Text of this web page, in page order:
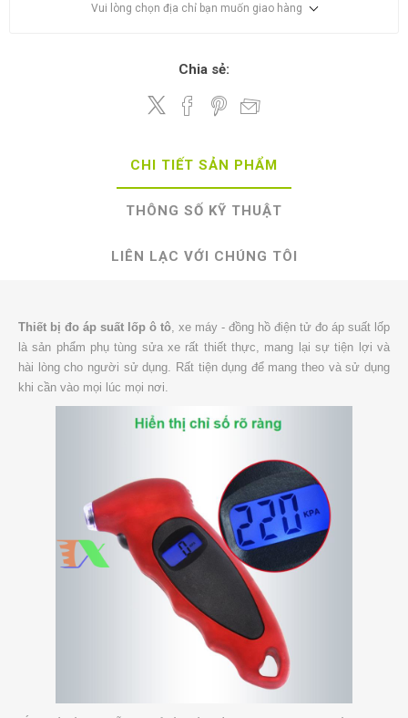
Vui lòng chọn địa chỉ bạn muốn giao hàng
Chia sẻ:
CHI TIẾT SẢN PHẨM
THÔNG SỐ KỸ THUẬT
LIÊN LẠC VỚI CHÚNG TÔI
Thiết bị đo áp suất lốp ô tô , xe máy - đồng hồ điện tử đo áp suất lốp
là sản phẩm phụ tùng sửa xe rất thiết thực, mang lại sự tiện lợi và
hài lòng cho người sử dụng. Rất tiện dụng để mang theo và sử dụng
khi cần vào mọi lúc mọi nơi.